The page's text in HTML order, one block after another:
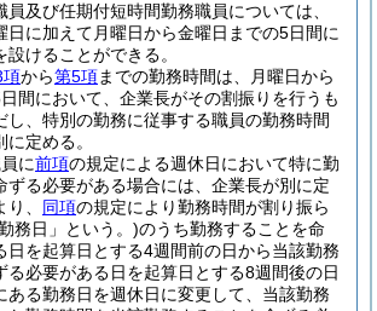
員及び任期付短時間勤務職員については、
日に加えて月曜日から金曜日までの5日間に
けることができる。
項から第5項までの勤務時間は、月曜日から
間において、企業長がその割振りを行うも
し、特別の勤務に従事する職員の勤務時間
定める。
に前項の規定による週休日において特に勤
ずる必要がある場合には、企業長が別に定
、 同項の規定により勤務時間が割り振ら
務日」という。)のうち勤務することを命
日を起算日とする4週間前の日から当該勤務
る必要がある日を起算日とする8週間後の日
ある勤務日を週休日に変更して、当該勤務